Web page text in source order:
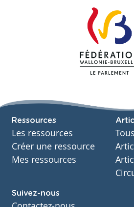
Ressources
Les ressources
Créer une ressource
Mes ressources
Suivez-nous